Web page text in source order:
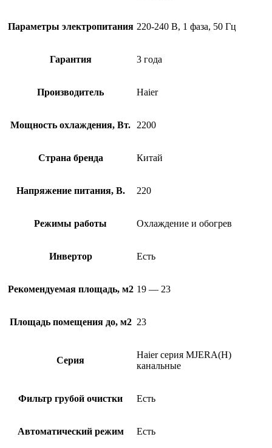
Параметры электропитания 220-240 В, 1 фаза, 50 Гц
Гарантия 3 года
Производитель Haier
Мощность охлаждения, Вт. 2200
Страна бренда Китай
Напряжение питания, В. 220
Режимы работы Охлаждение и обогрев
Инвертор Есть
Рекомендуемая площадь, м2 19 — 23
Площадь помещения до, м2 23
Серия
Haier серия MJERA(H)
канальные
Фильтр грубой очистки Есть
Автоматический режим Есть